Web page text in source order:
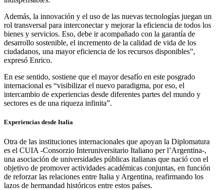
Además, la innovación y el uso de las nuevas tecnologías juegan un
rol transversal para interconectar y mejorar la eficiencia de todos los
bienes y servicios. Eso, debe ir acompañado con la garantía de
desarrollo sostenible, el incremento de la calidad de vida de los
ciudadanos, una mayor eficiencia de los recursos disponibles”,
expresó Enrico.
En ese sentido, sostiene que el mayor desafío en este posgrado
internacional es “visibilizar el nuevo paradigma, por eso, el
intercambio de experiencias desde diferentes partes del mundo y
sectores es de una riqueza infinita”.
Experiencias desde Italia
Otra de las instituciones internacionales que apoyan la Diplomatura
es el CUIA -Consorzio Interuniversitario Italiano per l’Argentina-,
una asociación de universidades públicas italianas que nació con el
objetivo de promover actividades académicas conjuntas, en función
de reforzar las relaciones entre Italia y Argentina, reafirmando los
lazos de hermandad históricos entre estos países.